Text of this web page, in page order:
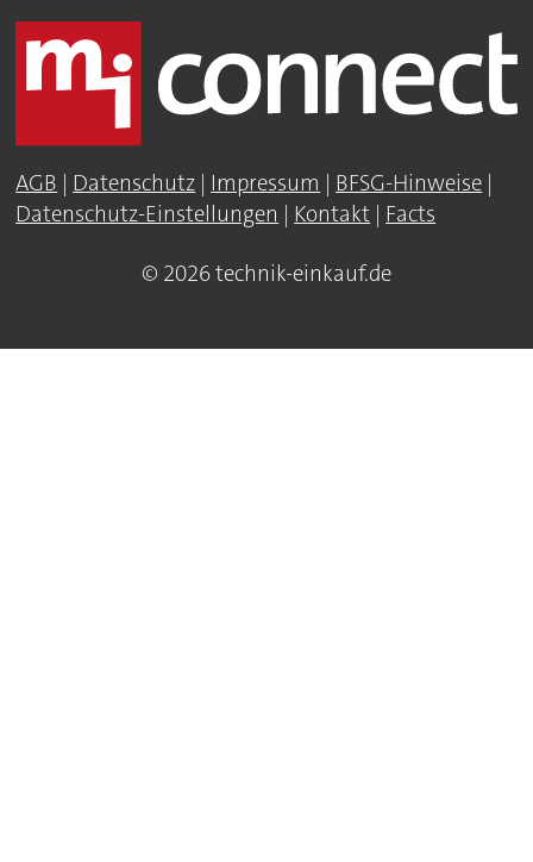
AGB | Datenschutz | Impressum | BFSG-Hinweise |
Datenschutz-Einstellungen | Kontakt | Facts
© 2026 technik-einkauf.de